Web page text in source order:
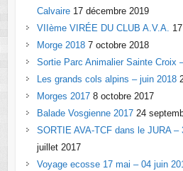
Calvaire 17 décembre 2019
VIIème VIRÉE DU CLUB A.V.A.
Morge 2018 7 octobre 2018
Sortie Parc Animalier Sainte Croix
Les grands cols alpins – juin 2018
Morges 2017 8 octobre 2017
Balade Vosgienne 2017 24
SORTIE AVA-TCF dans le JURA
juillet 2017
Voyage ecosse 17 mai – 04 juin